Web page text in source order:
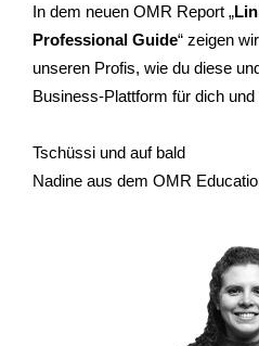
In dem neuen OMR Report „
Professional Guide“ zeigen
unseren Profis, wie du diese
Business-Plattform für dich
Tschüssi und auf bald
Nadine aus dem OMR